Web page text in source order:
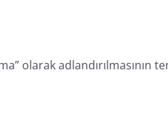
olarak adlandırılmasının